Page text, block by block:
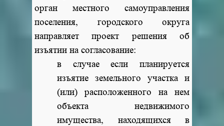
орган местного самоуправления
поселения, городского округа
направляет проект решения об
изъятии на согласование:
в случае если планируется
изъятие земельного участка и
(или) расположенного на нем
объекта недвижимого
имущества, находящихся в